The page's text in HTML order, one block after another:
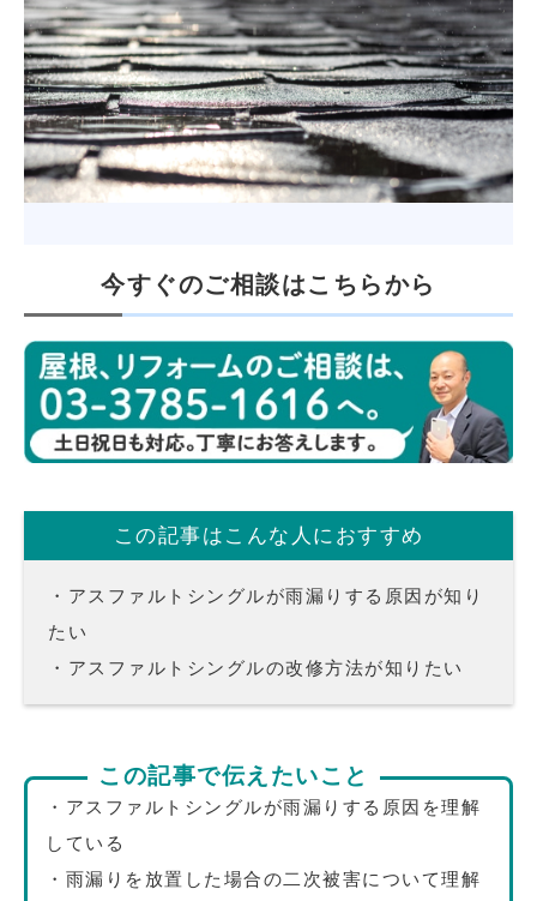
今すぐのご相談はこちらから
この記事はこんな人におすすめ
・アスファルトシングルが雨漏りする原因が知り
たい
・アスファルトシングルの改修方法が知りたい
この記事で伝えたいこと
・アスファルトシングルが雨漏りする原因を理解
している
・雨漏りを放置した場合の二次被害について理解